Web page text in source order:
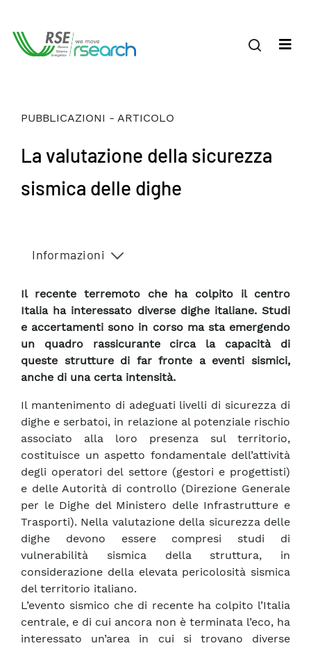
PUBBLICAZIONI - ARTICOLO
La valutazione della sicurezza
sismica delle dighe
Informazioni
Il recente terremoto che ha colpito il centro
Italia ha interessato diverse dighe italiane. Studi
e accertamenti sono in corso ma sta emergendo
un quadro rassicurante circa la capacità di
queste strutture di far fronte a eventi sismici,
anche di una certa intensità.
Il mantenimento di adeguati livelli di sicurezza di
dighe e serbatoi, in relazione al potenziale rischio
associato alla loro presenza sul territorio,
costituisce un aspetto fondamentale dell’attività
degli operatori del settore (gestori e progettisti)
e delle Autorità di controllo (Direzione Generale
per le Dighe del Ministero delle Infrastrutture e
Trasporti). Nella valutazione della sicurezza delle
dighe devono essere compresi studi di
vulnerabilità sismica della struttura, in
considerazione della elevata pericolosità sismica
del territorio italiano.
L’evento sismico che di recente ha colpito l’Italia
centrale, e di cui ancora non è terminata l’eco, ha
interessato un’area in cui si trovano diverse